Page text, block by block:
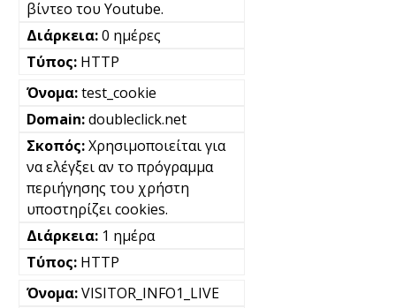
βίντεο του Youtube.
0 ημέρες
HTTP
test_cookie
doubleclick.net
Χρησιμοποιείται για
να ελέγξει αν το πρόγραμμα
περιήγησης του χρήστη
υποστηρίζει cookies.
1 ημέρα
HTTP
VISITOR_INFO1_LIVE